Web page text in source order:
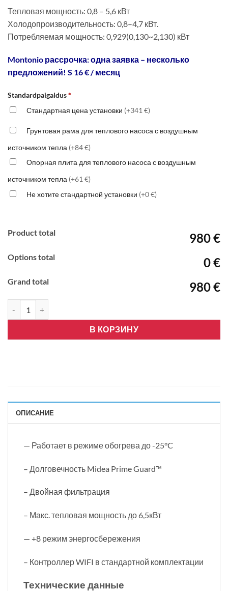
Тепловая мощность: 0,8 – 5,6 кВт
Холодопроизводительность: 0,8–4,7 кВт.
Потребляемая мощность: 0,929(0,130~2,130) кВт
Montonio рассрочка: одна заявка – несколько
предложений! S 16 € / месяц
Standardpaigaldus*
Стандартная цена установки (+341 €)
Грунтовая рама для теплового насоса с воздушным
источником тепла (+84 €)
Опорная плита для теплового насоса с воздушным
источником тепла (+61 €)
Не хотите стандартной установки (+0 €)
Product total 980 €
Options total 0 €
Grand total 980 €
В КОРЗИНУ
ОПИСАНИЕ
— Работает в режиме обогрева до -25°C
– Долговечность Midea Prime Guard™
– Двойная фильтрация
– Макс. тепловая мощность до 6,5кВт
— +8 режим энергосбережения
– Контроллер WIFI в стандартной комплектации
Технические данные